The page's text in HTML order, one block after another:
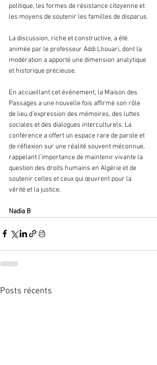
politique, les formes de résistance citoyenne et
les moyens de soutenir les familles de disparus.
La discussion, riche et constructive, a été
animée par le professeur Addi Lhouari, dont la
modération a apporté une dimension analytique
et historique précieuse.
En accueillant cet événement, la Maison des
Passages a une nouvelle fois affirmé son rôle
de lieu d’expression des mémoires, des luttes
sociales et des dialogues interculturels. La
conférence a offert un espace rare de parole et
de réflexion sur une réalité souvent méconnue,
rappelant l’importance de maintenir vivante la
question des droits humains en Algérie et de
soutenir celles et ceux qui œuvrent pour la
vérité et la justice.
Nadia B
Posts récents